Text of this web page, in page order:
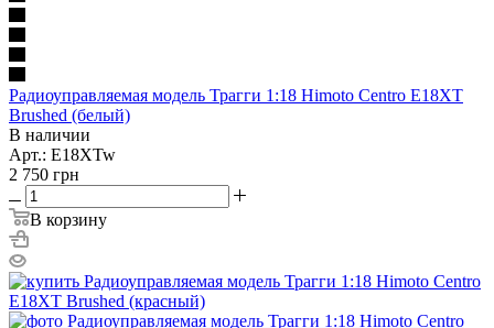
Радиоуправляемая модель Трагги 1:18 Himoto Centro E18XT
Brushed (белый)
В наличии
Арт.: E18XTw
2 750 грн
В корзину